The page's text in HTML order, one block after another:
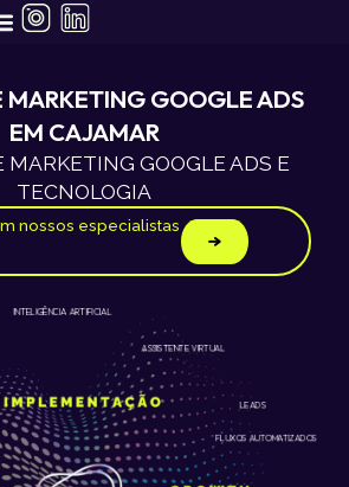
MARKETING GOOGLE ADS
EM CAJAMAR
MARKETING GOOGLE ADS E
TECNOLOGIA
nossos especialistas
FLUXOS AUTOMATIZADOS
INTELIGÊNCIA ARTIFICIAL
ASSISTENTE VIRTUAL
LEADS